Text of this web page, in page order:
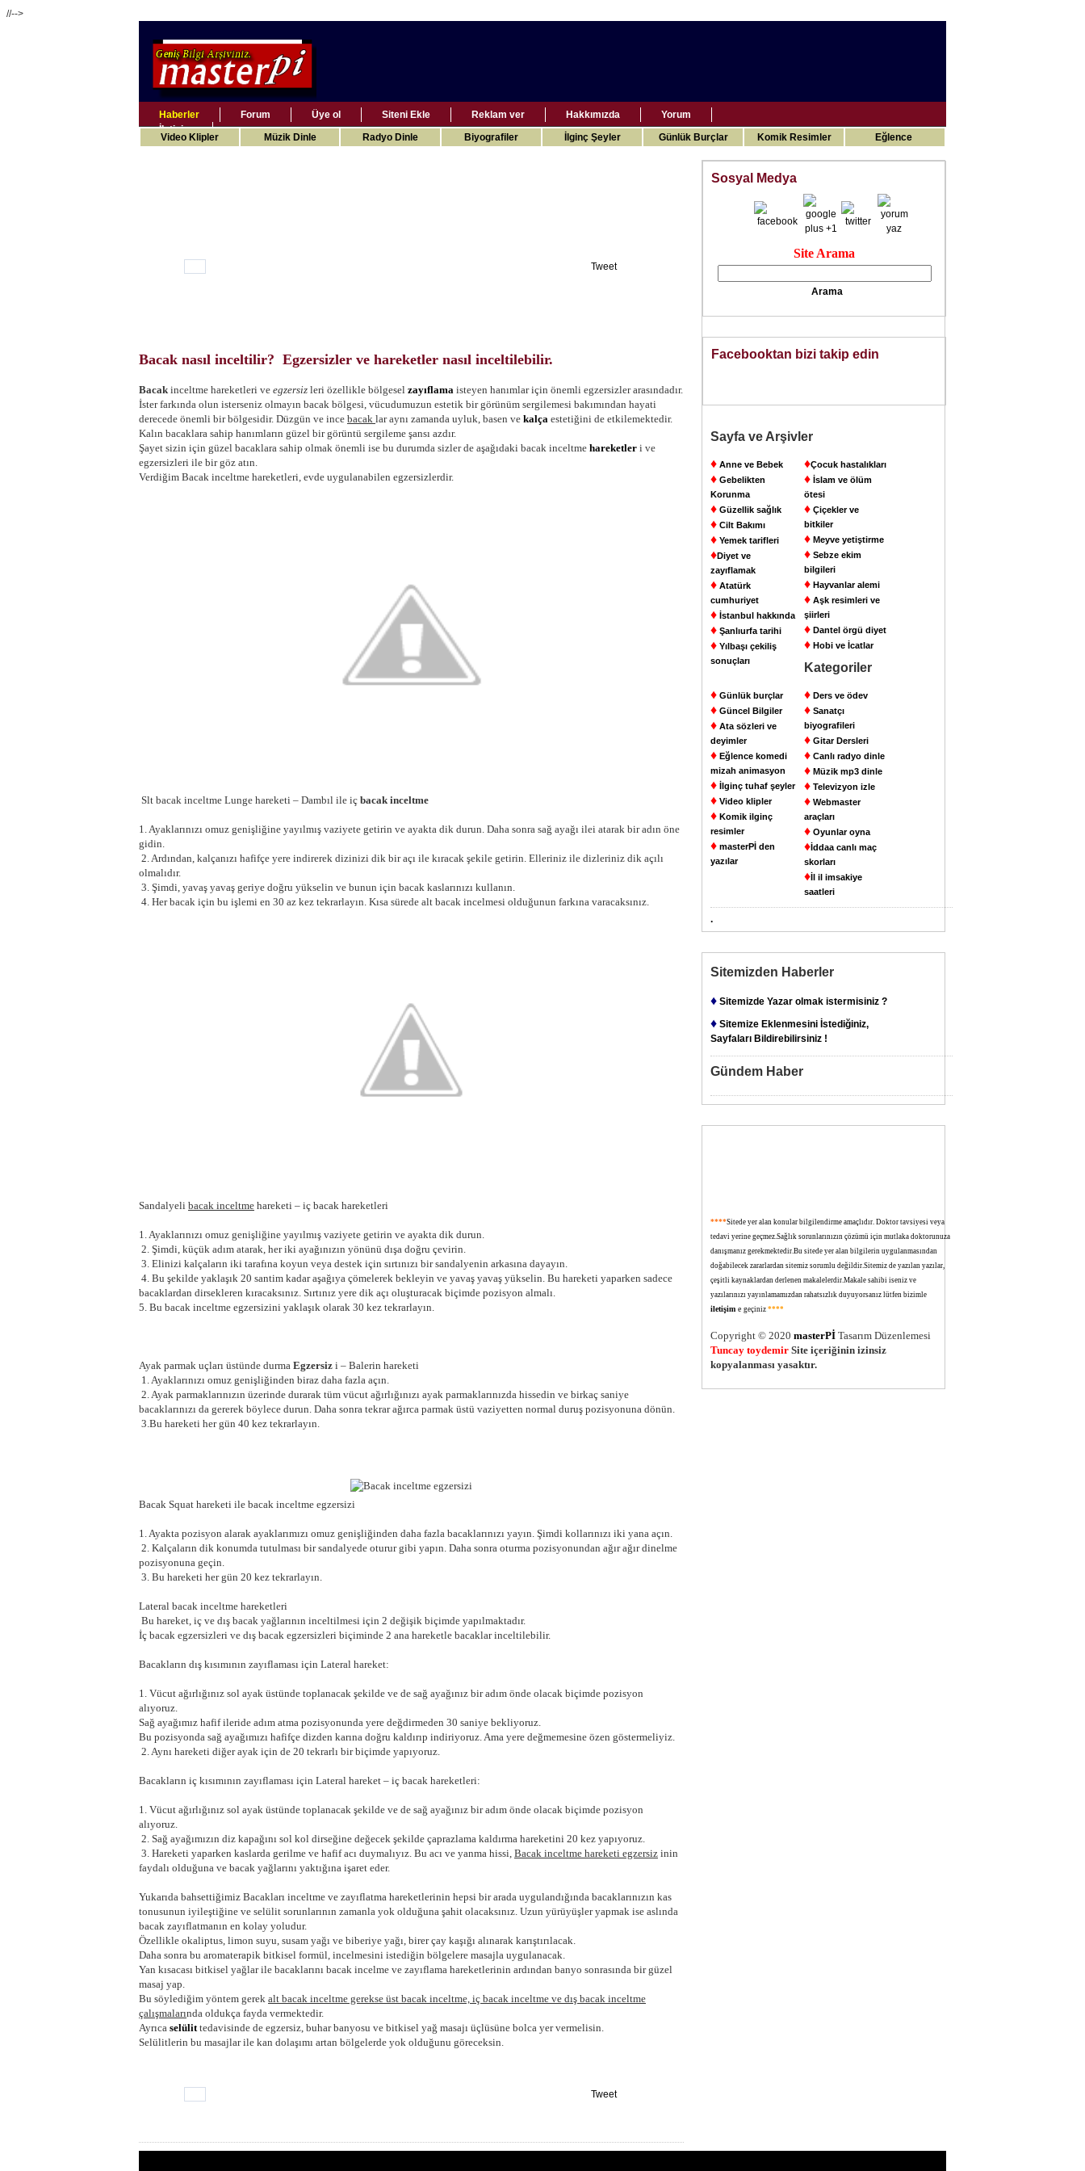
//-->
Haberler Forum Üye ol Siteni Ekle Reklam ver Hakkımızda
Yorum
İletişim
Video Klipler Müzik Dinle Radyo Dinle Biyografiler İlginç Şeyler Günlük Burçlar Komik Resimler Eğlence
Tweet
Bacak nasıl inceltilir? Egzersizler ve hareketler nasıl inceltilebilir.
Bacak inceltme hareketleri ve egzersiz leri özellikle bölgesel zayıflama isteyen hanımlar için önemli egzersizler arasındadır.
İster farkında olun isterseniz olmayın bacak bölgesi, vücudumuzun estetik bir görünüm sergilemesi bakımından hayati
derecede önemli bir bölgesidir. Düzgün ve ince bacak lar aynı zamanda uyluk, basen ve kalça estetiğini de etkilemektedir.
Kalın bacaklara sahip hanımların güzel bir görüntü sergileme şansı azdır.
Şayet sizin için güzel bacaklara sahip olmak önemli ise bu durumda sizler de aşağıdaki bacak inceltme hareketler i ve
egzersizleri ile bir göz atın.
Verdiğim Bacak inceltme hareketleri, evde uygulanabilen egzersizlerdir.
Slt bacak inceltme Lunge hareketi – Dambıl ile iç bacak inceltme
1. Ayaklarınızı omuz genişliğine yayılmış vaziyete getirin ve ayakta dik durun. Daha sonra sağ ayağı ilei atarak bir adın öne
gidin.
2. Ardından, kalçanızı hafifçe yere indirerek dizinizi dik bir açı ile kıracak şekile getirin. Elleriniz ile dizleriniz dik açılı
olmalıdır.
3. Şimdi, yavaş yavaş geriye doğru yükselin ve bunun için bacak kaslarınızı kullanın.
4. Her bacak için bu işlemi en 30 az kez tekrarlayın. Kısa sürede alt bacak incelmesi olduğunun farkına varacaksınız.
Sandalyeli bacak inceltme hareketi – iç bacak hareketleri
1. Ayaklarınızı omuz genişliğine yayılmış vaziyete getirin ve ayakta dik durun.
2. Şimdi, küçük adım atarak, her iki ayağınızın yönünü dışa doğru çevirin.
3. Elinizi kalçaların iki tarafına koyun veya destek için sırtınızı bir sandalyenin arkasına dayayın.
4. Bu şekilde yaklaşık 20 santim kadar aşağıya çömelerek bekleyin ve yavaş yavaş yükselin. Bu hareketi yaparken sadece
bacaklardan dirsekleren kıracaksınız. Sırtınız yere dik açı oluşturacak biçimde pozisyon almalı.
5. Bu bacak inceltme egzersizini yaklaşık olarak 30 kez tekrarlayın.
Ayak parmak uçları üstünde durma Egzersiz i – Balerin hareketi
1. Ayaklarınızı omuz genişliğinden biraz daha fazla açın.
2. Ayak parmaklarınızın üzerinde durarak tüm vücut ağırlığınızı ayak parmaklarınızda hissedin ve birkaç saniye
bacaklarınızı da gererek böylece durun. Daha sonra tekrar ağırca parmak üstü vaziyetten normal duruş pozisyonuna dönün.
3.Bu hareketi her gün 40 kez tekrarlayın.
Bacak Squat hareketi ile bacak inceltme egzersizi
1. Ayakta pozisyon alarak ayaklarımızı omuz genişliğinden daha fazla bacaklarınızı yayın. Şimdi kollarınızı iki yana açın.
2. Kalçaların dik konumda tutulması bir sandalyede oturur gibi yapın. Daha sonra oturma pozisyonundan ağır ağır dinelme
pozisyonuna geçin.
3. Bu hareketi her gün 20 kez tekrarlayın.
Lateral bacak inceltme hareketleri
Bu hareket, iç ve dış bacak yağlarının inceltilmesi için 2 değişik biçimde yapılmaktadır.
İç bacak egzersizleri ve dış bacak egzersizleri biçiminde 2 ana hareketle bacaklar inceltilebilir.
Bacakların dış kısımının zayıflaması için Lateral hareket:
1. Vücut ağırlığınız sol ayak üstünde toplanacak şekilde ve de sağ ayağınız bir adım önde olacak biçimde pozisyon
alıyoruz.
Sağ ayağımız hafif ileride adım atma pozisyonunda yere değdirmeden 30 saniye bekliyoruz.
Bu pozisyonda sağ ayağımızı hafifçe dizden karına doğru kaldırıp indiriyoruz. Ama yere değmemesine özen göstermeliyiz.
2. Aynı hareketi diğer ayak için de 20 tekrarlı bir biçimde yapıyoruz.
Bacakların iç kısımının zayıflaması için Lateral hareket – iç bacak hareketleri:
1. Vücut ağırlığınız sol ayak üstünde toplanacak şekilde ve de sağ ayağınız bir adım önde olacak biçimde pozisyon
alıyoruz.
2. Sağ ayağımızın diz kapağını sol kol dirseğine değecek şekilde çaprazlama kaldırma hareketini 20 kez yapıyoruz.
3. Hareketi yaparken kaslarda gerilme ve hafif acı duymalıyız. Bu acı ve yanma hissi, Bacak inceltme hareketi egzersiz inin
faydalı olduğuna ve bacak yağlarını yaktığına işaret eder.
Yukarıda bahsettiğimiz Bacakları inceltme ve zayıflatma hareketlerinin hepsi bir arada uygulandığında bacaklarınızın kas
tonusunun iyileştiğine ve selülit sorunlarının zamanla yok olduğuna şahit olacaksınız. Uzun yürüyüşler yapmak ise aslında
bacak zayıflatmanın en kolay yoludur.
Özellikle okaliptus, limon suyu, susam yağı ve biberiye yağı, birer çay kaşığı alınarak karıştırılacak.
Daha sonra bu aromaterapik bitkisel formül, incelmesini istediğin bölgelere masajla uygulanacak.
Yan kısacası bitkisel yağlar ile bacaklarını bacak incelme ve zayıflama hareketlerinin ardından banyo sonrasında bir güzel
masaj yap.
Bu söylediğim yöntem gerek alt bacak inceltme gerekse üst bacak inceltme, iç bacak inceltme ve dış bacak inceltme
çalışmalarında oldukça fayda vermektedir.
Ayrıca selülittedavisinde de egzersiz, buhar banyosu ve bitkisel yağ masajı üçlüsüne bolca yer vermelisin.
Selülitlerin bu masajlar ile kan dolaşımı artan bölgelerde yok olduğunu göreceksin.
Tweet
Sosyal Medya
Site Arama
Facebooktan bizi takip edin
Sayfa ve Arşivler
♦ Anne ve Bebek
♦ Gebelikten
Korunma
♦ Güzellik sağlık
♦ Cilt Bakımı
♦ Yemek tarifleri
♦Diyet ve
zayıflamak
♦ Atatürk
cumhuriyet
♦ İstanbul hakkında
♦ Şanlıurfa tarihi
♦ Yılbaşı çekiliş
sonuçları
♦Çocuk hastalıkları
♦ İslam ve ölüm
ötesi
♦ Çiçekler ve
bitkiler
♦ Meyve yetiştirme
♦ Sebze ekim
bilgileri
♦ Hayvanlar alemi
♦ Aşk resimleri ve
şiirleri
♦ Dantel örgü diyet
♦ Hobi ve İcatlar
Kategoriler
♦ Günlük burçlar
♦ Güncel Bilgiler
♦ Ata sözleri ve
deyimler
♦ Eğlence komedi
mizah animasyon
♦ İlginç tuhaf şeyler
♦ Video klipler
♦ Komik ilginç
resimler
♦ masterPİ den
yazılar
♦ Ders ve ödev
♦ Sanatçı
biyografileri
♦ Gitar Dersleri
♦ Canlı radyo dinle
♦ Müzik mp3 dinle
♦ Televizyon izle
♦ Webmaster
araçları
♦ Oyunlar oyna
♦İddaa canlı maç
skorları
♦İl il imsakiye
saatleri
.
Sitemizden Haberler
♦ Sitemizde Yazar olmak istermisiniz ?
♦ Sitemize Eklenmesini İstediğiniz,
Sayfaları Bildirebilirsiniz !
Gündem Haber
****Sitede yer alan konular bilgilendirme amaçlıdır. Doktor tavsiyesi veya
tedavi yerine geçmez.Sağlık sorunlarınızın çözümü için mutlaka doktorunuza
danışmanız gerekmektedir.Bu sitede yer alan bilgilerin uygulanmasından
doğabilecek zararlardan sitemiz sorumlu değildir.Sitemiz de yazılan yazılar,
çeşitli kaynaklardan derlenen makalelerdir.Makale sahibi iseniz ve
yazılarınızı yayınlamamızdan rahatsızlık duyuyorsanız lütfen bizimle
iletişim e geçiniz.****
Copyright © 2020 masterPİ Tasarım Düzenlemesi
Tuncay toydemir Site içeriğinin izinsiz
kopyalanması yasaktır.